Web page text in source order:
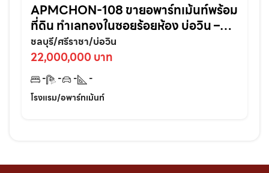
APMCHON-108 ขายอพาร์ทเม้นท์พร้อม
ที่ดิน ทำเลทองในซอยร้อยห้อง บ่อวิน –
ศรีราชา ติดแหล่งชุมชนเหมาะลงทุนต่อย
อดทันที!
ชลบุรี/ศรีราชา/บ่อวิน
22,000,000 บาท
- - -
-
โรงแรม/อพาร์ทเม้นท์